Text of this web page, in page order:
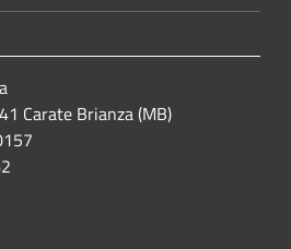
Carate Brianza (MB)